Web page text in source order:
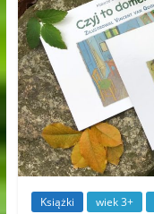
Książki wiek 3+